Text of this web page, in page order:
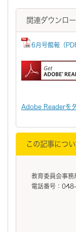
関連ダウンロ
6月号館報（
Adobe Readerをダ
この記事につ
教育委員会事
電話番号：